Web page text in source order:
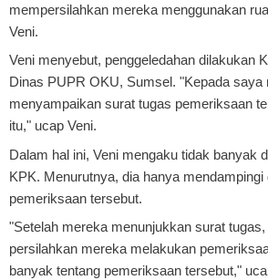
mempersilahkan mereka menggunakan
Veni.
Veni menyebut, penggeledahan dilakukan
Dinas PUPR OKU, Sumsel. "Kepada saya
menyampaikan surat tugas pemeriksaan
itu," ucap Veni.
Dalam hal ini, Veni mengaku tidak banyak
KPK. Menurutnya, dia hanya
pemeriksaan tersebut.
"Setelah mereka menunjukkan surat
persilahkan mereka melakukan
banyak tentang pemeriksaan tersebut,"